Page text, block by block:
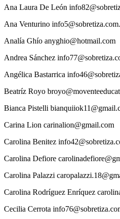
Ana Laura De León
Ana Venturino
Analía Ghío anyghio@hotmail.com
Andrea Sánchez
Angélica Bastarrica
Beatríz Royo
Bianca Pistelli
Carina Lion carinalion@gmail.com
Carolina Benitez
Carolina Defiore
Carolina Palazzi
Carolina Rodríguez Enríquez
Cecilia Cerrota